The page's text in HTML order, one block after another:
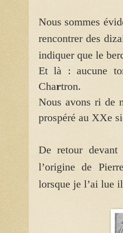
Nous sommes
rencontrer des
indiquer que le
Et là : aucune
Chartron.
Nous avons ri de
prospéré au XXe
De retour
l’origine de
lorsque je l’ai lue